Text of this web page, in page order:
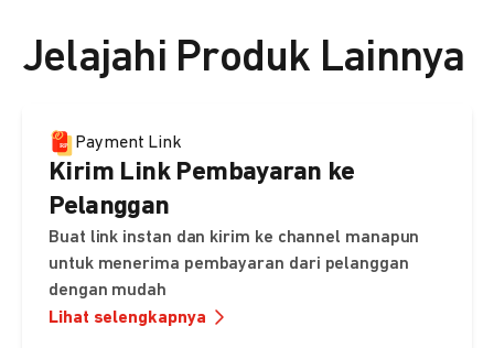
Jelajahi Produk Lainnya
Payment Link
Kirim Link Pembayaran ke
Pelanggan
Buat link instan dan kirim ke channel manapun
untuk menerima pembayaran dari pelanggan
dengan mudah
Lihat selengkapnya